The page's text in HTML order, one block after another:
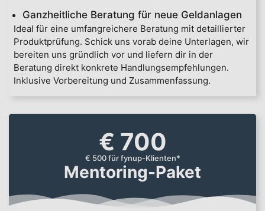
Ganzheitliche Beratung für neue Geldanlagen
Ideal für eine umfangreichere Beratung mit detaillierter
Produktprüfung. Schick uns vorab deine Unterlagen, wir
bereiten uns gründlich vor und liefern dir in der
Beratung direkt konkrete Handlungsempfehlungen.
Inklusive Vorbereitung und Zusammenfassung.
€ 700
€ 500 für fynup-Klienten*
Mentoring-Paket